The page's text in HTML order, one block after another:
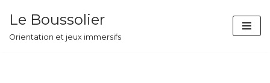
Aller
Le Boussolier
Orientation et jeux immersifs